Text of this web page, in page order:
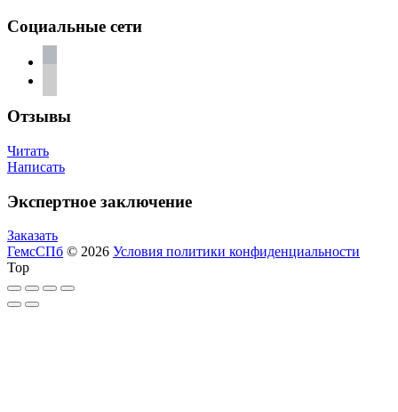
Социальные сети
Отзывы
Читать
Написать
Экспертное заключение
Заказать
ГемсСПб © 2026 Условия политики конфиденциальности
Top